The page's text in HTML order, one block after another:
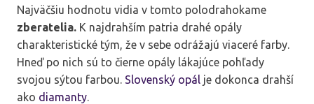
Najväčšiu hodnotu vidia v tomto polodrahokame
zberatelia. K najdrahším patria drahé opály
charakteristické tým, že v sebe odrážajú viaceré farby.
Hneď po nich sú to čierne opály lákajúce pohľady
svojou sýtou farbou. Slovenský opál je dokonca drahší
ako diamanty.